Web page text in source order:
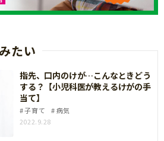
たい
指先、口内のけが…こんなときどう
する？【小児科医が教えるけがの手
当て】
子育て
病気
2022.9.28